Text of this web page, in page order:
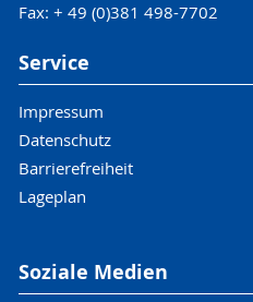
Fax: + 49 (0)381 498-7702
Service
Impressum
Datenschutz
Barrierefreiheit
Lageplan
Soziale Medien